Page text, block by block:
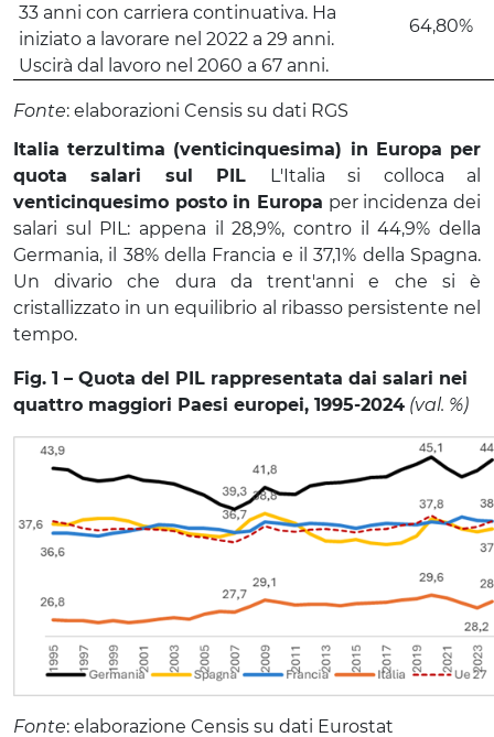
33 anni con carriera continuativa. Ha
iniziato a lavorare nel 2022 a 29 anni.
Uscirà dal lavoro nel 2060 a 67 anni.
64,80%
Fonte: elaborazioni Censis su dati RGS
Italia terzultima (venticinquesima) in Europa per
quota salari sul PIL L'Italia si colloca al
venticinquesimo posto in Europa per incidenza dei
salari sul PIL: appena il 28,9%, contro il 44,9% della
Germania, il 38% della Francia e il 37,1% della Spagna.
Un divario che dura da trent'anni e che si è
cristallizzato in un equilibrio al ribasso persistente nel
tempo.
Fig. 1 – Quota del PIL rappresentata dai salari nei
quattro maggiori Paesi europei, 1995-2024 (val. %)
Fonte: elaborazione Censis su dati Eurostat